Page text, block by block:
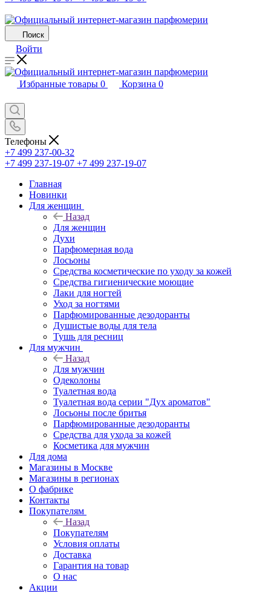
Поиск
Войти
Избранные товары 0 Корзина 0
Телефоны
+7 499 237-00-32
+7 499 237-19-07 +7 499 237-19-07
Главная
Новинки
Для женщин
Назад
Для женщин
Духи
Парфюмерная вода
Лосьоны
Средства косметические по уходу за кожей
Средства гигиенические моющие
Лаки для ногтей
Уход за ногтями
Парфюмированные дезодоранты
Душистые воды для тела
Тушь для ресниц
Для мужчин
Назад
Для мужчин
Одеколоны
Туалетная вода
Туалетная вода серии "Дух ароматов"
Лосьоны после бритья
Парфюмированные дезодоранты
Средства для ухода за кожей
Косметика для мужчин
Для дома
Магазины в Москве
Магазины в регионах
О фабрике
Контакты
Покупателям
Назад
Покупателям
Условия оплаты
Доставка
Гарантия на товар
О нас
Акции